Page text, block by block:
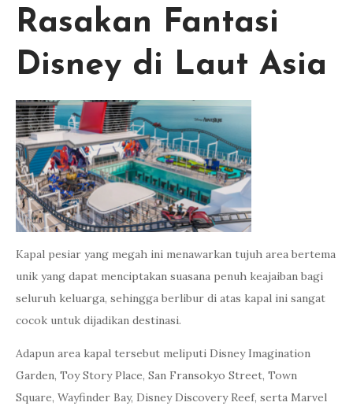
Rasakan Fantasi
Disney di Laut Asia
Kapal pesiar yang megah ini menawarkan tujuh area bertema
unik yang dapat menciptakan suasana penuh keajaiban bagi
seluruh keluarga, sehingga berlibur di atas kapal ini sangat
cocok untuk dijadikan destinasi.
Adapun area kapal tersebut meliputi Disney Imagination
Garden, Toy Story Place, San Fransokyo Street, Town
Square, Wayfinder Bay, Disney Discovery Reef, serta Marvel